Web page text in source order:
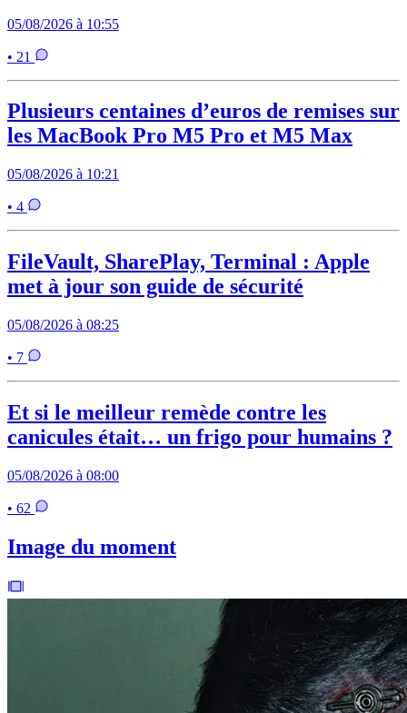
05/08/2026 à 10:55
• 21
Plusieurs centaines d’euros de remises sur
les MacBook Pro M5 Pro et M5 Max
05/08/2026 à 10:21
• 4
FileVault, SharePlay, Terminal : Apple
met à jour son guide de sécurité
05/08/2026 à 08:25
• 7
Et si le meilleur remède contre les
canicules était… un frigo pour humains ?
05/08/2026 à 08:00
• 62
Image du moment